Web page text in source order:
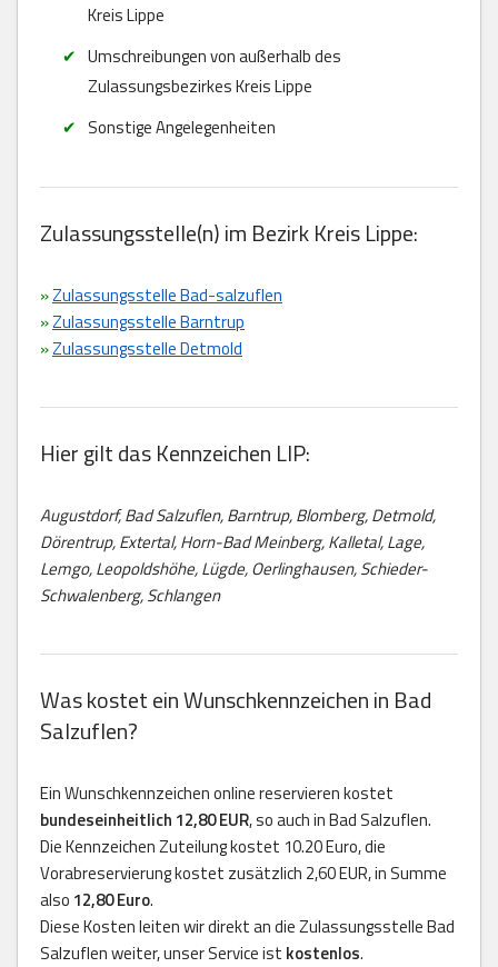
Kreis Lippe
Umschreibungen von außerhalb des
Zulassungsbezirkes Kreis Lippe
Sonstige Angelegenheiten
Zulassungsstelle(n) im Bezirk Kreis Lippe:
»Zulassungsstelle Bad-salzuflen
»Zulassungsstelle Barntrup
»Zulassungsstelle Detmold
Hier gilt das Kennzeichen LIP:
Augustdorf, Bad Salzuflen, Barntrup, Blomberg, Detmold,
Dörentrup, Extertal, Horn-Bad Meinberg, Kalletal, Lage,
Lemgo, Leopoldshöhe, Lügde, Oerlinghausen, Schieder-
Schwalenberg, Schlangen
Was kostet ein Wunschkennzeichen in Bad
Salzuflen?
Ein Wunschkennzeichen online reservieren kostet
bundeseinheitlich 12,80 EUR, so auch in Bad Salzuflen.
Die Kennzeichen Zuteilung kostet 10.20 Euro, die
Vorabreservierung kostet zusätzlich 2,60 EUR, in Summe
also 12,80 Euro.
Diese Kosten leiten wir direkt an die Zulassungsstelle Bad
Salzuflen weiter, unser Service ist kostenlos.